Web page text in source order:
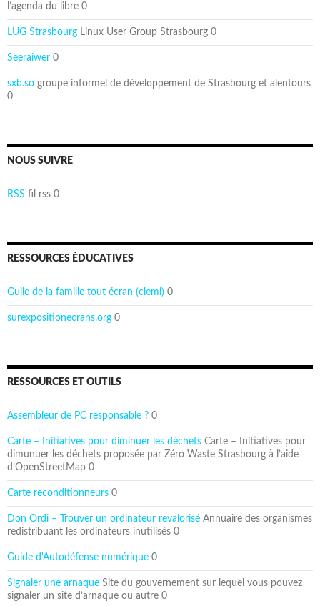
l’agenda du libre 0
LUG Strasbourg Linux User Group Strasbourg 0
Seeraiwer 0
sxb.so groupe informel de développement de Strasbourg et alentours
0
NOUS SUIVRE
RSS fil rss 0
RESSOURCES ÉDUCATIVES
Guile de la famille tout écran (clemi) 0
surexpositionecrans.org 0
RESSOURCES ET OUTILS
Assembleur de PC responsable ? 0
Carte – Initiatives pour diminuer les déchets Carte – Initiatives pour
dimunuer les déchets proposée par Zéro Waste Strasbourg à l’aide
d’OpenStreetMap 0
Carte reconditionneurs 0
Don Ordi – Trouver un ordinateur revalorisé Annuaire des organismes
redistribuant les ordinateurs inutilisés 0
Guide d'Autodéfense numérique 0
Signaler une arnaque Site du gouvernement sur lequel vous pouvez
signaler un site d’arnaque ou autre 0